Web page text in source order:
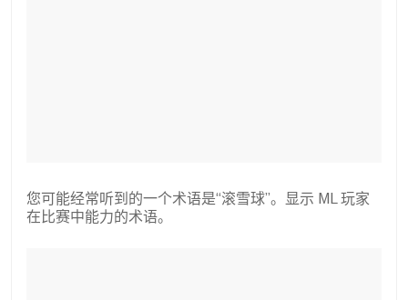
您可能经常听到的一个术语是“滚雪球”。显示 ML 玩家
在比赛中能力的术语。